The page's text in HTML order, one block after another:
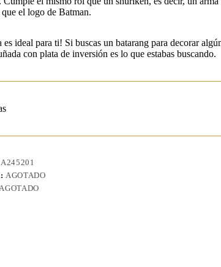
el logo de Batman.
es ideal para ti! Si buscas un batarang para decorar
con plata de inversión es lo que estabas buscando.
AGOTADO